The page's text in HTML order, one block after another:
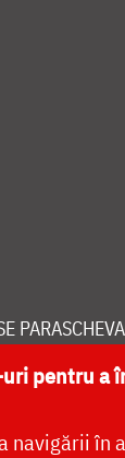
PARASCHEVA
pentru a
navigării în